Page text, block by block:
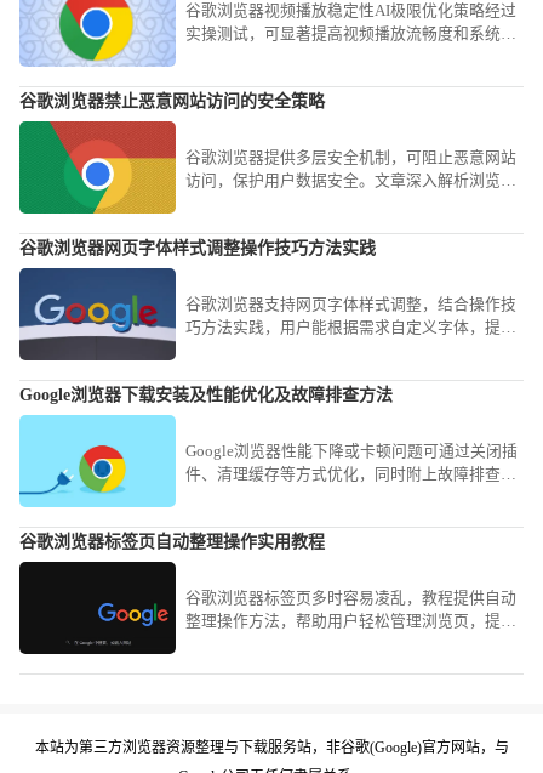
谷歌浏览器视频播放稳定性AI极限优化策略经过
实操测试，可显著提高视频播放流畅度和系统稳
谷歌浏览器禁止恶意网站访问的安全策略
谷歌浏览器提供多层安全机制，可阻止恶意网站
访问，保护用户数据安全。文章深入解析浏览器
谷歌浏览器网页字体样式调整操作技巧方法实践
谷歌浏览器支持网页字体样式调整，结合操作技
巧方法实践，用户能根据需求自定义字体，提高
Google浏览器下载安装及性能优化及故障排查方法
Google浏览器性能下降或卡顿问题可通过关闭插
件、清理缓存等方式优化，同时附上故障排查建
谷歌浏览器标签页自动整理操作实用教程
谷歌浏览器标签页多时容易凌乱，教程提供自动
整理操作方法，帮助用户轻松管理浏览页，提高
本站为第三方浏览器资源整理与下载服务站，非谷歌(Google)官方网站，与